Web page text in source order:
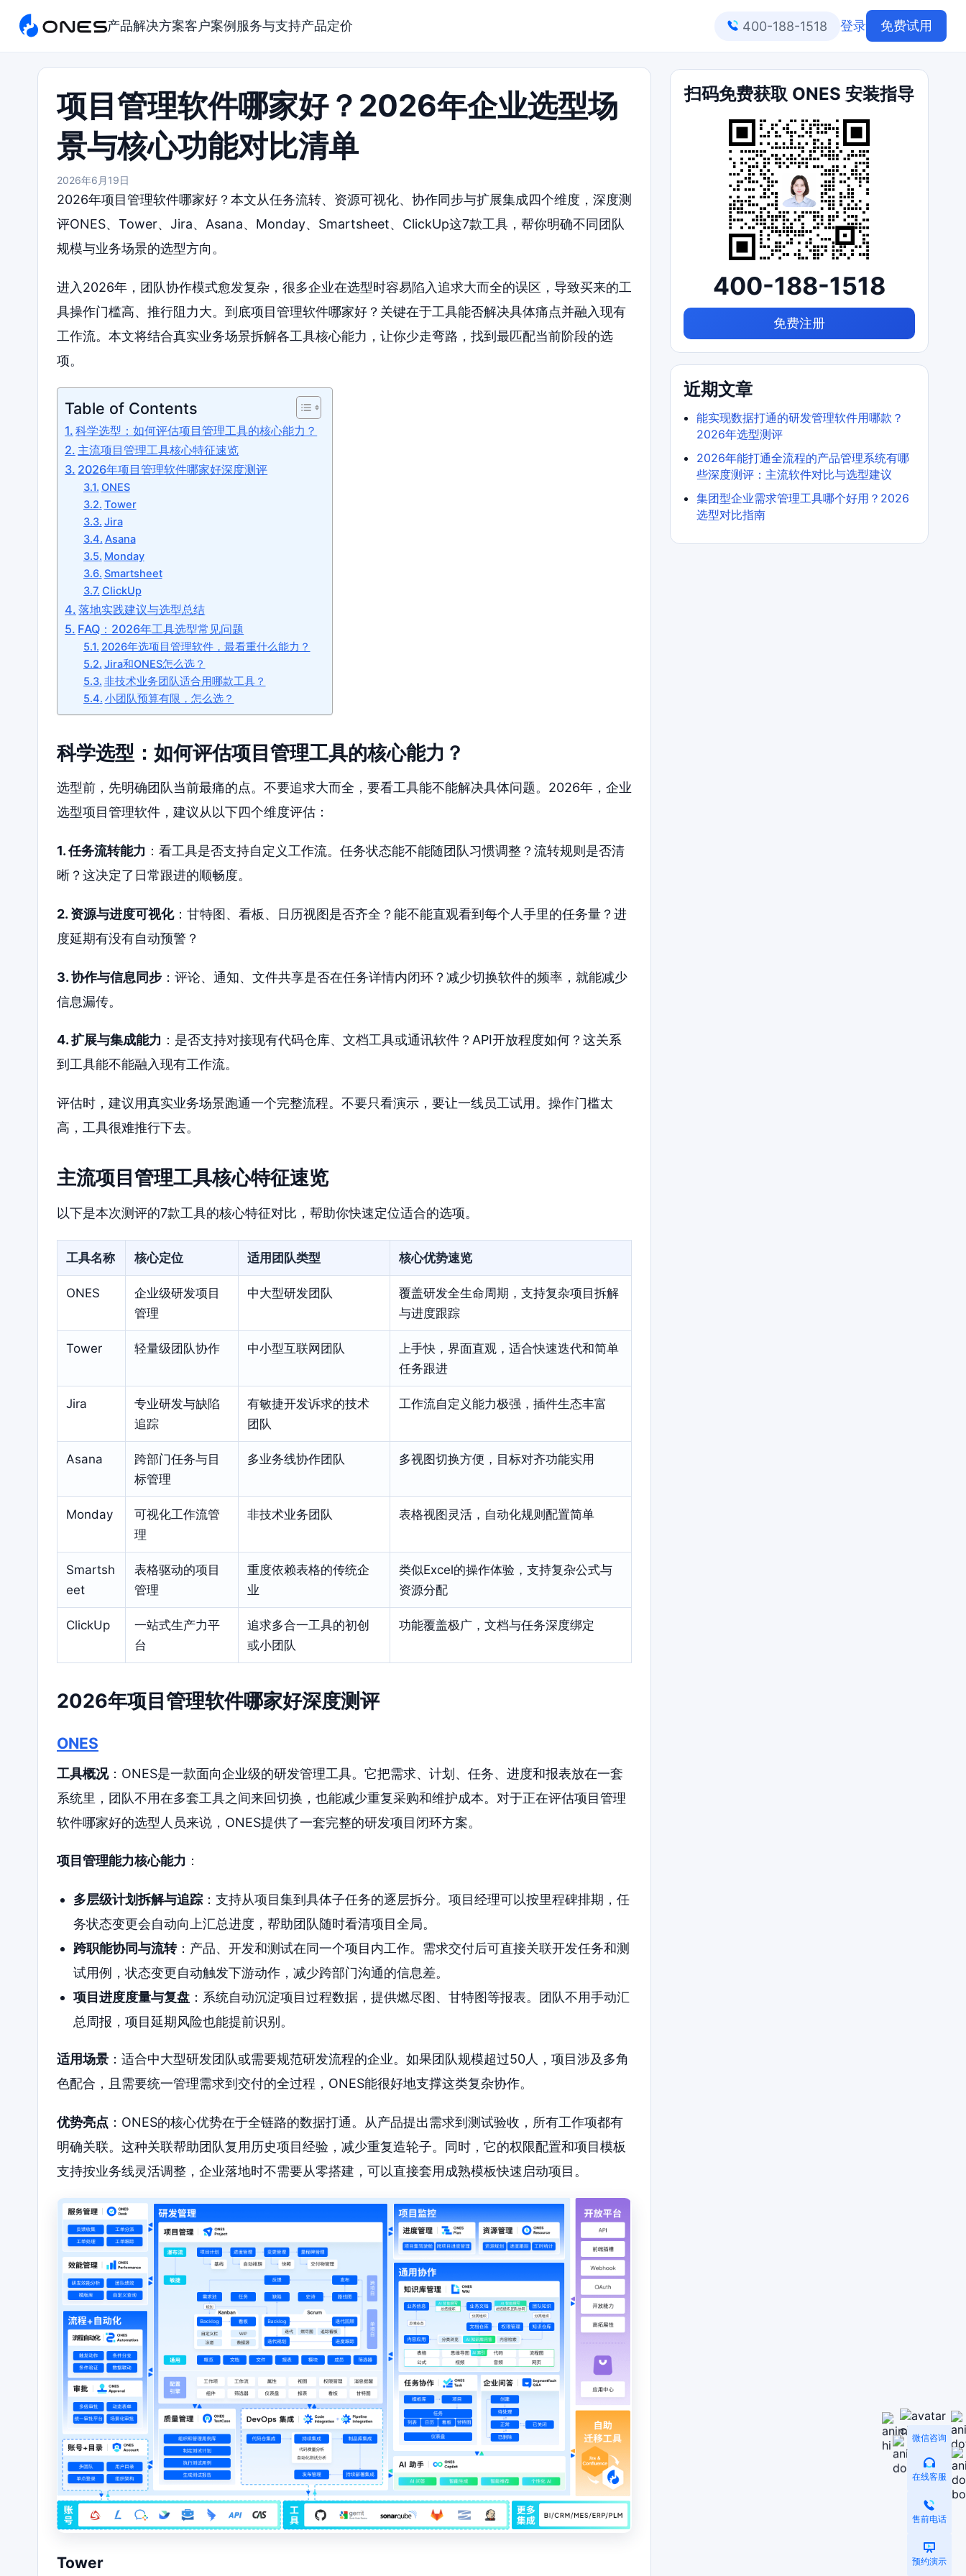
产品解决方案客户案例 服务与支持产品定价 400-188-1518 登录 免费试用
项目管理软件哪家好？2026年企业选型场
景与核心功能对比清单
2026年6月19日
2026年项目管理软件哪家好？本文从任务流转、资源可视化、协作同步与扩展集成四个维度，深度测
评ONES、Tower、Jira、Asana、Monday、Smartsheet、ClickUp这7款工具，帮你明确不同团队
规模与业务场景的选型方向。
进入2026年，团队协作模式愈发复杂，很多企业在选型时容易陷入追求大而全的误区，导致买来的工
具操作门槛高、推行阻力大。到底项目管理软件哪家好？关键在于工具能否解决具体痛点并融入现有
工作流。本文将结合真实业务场景拆解各工具核心能力，让你少走弯路，找到最匹配当前阶段的选
项。
Table of Contents
科学选型：如何评估项目管理工具的核心能力？
主流项目管理工具核心特征速览
2026年项目管理软件哪家好深度测评
ONES
Tower
Jira
Asana
Monday
Smartsheet
ClickUp
落地实践建议与选型总结
FAQ：2026年工具选型常见问题
2026年选项目管理软件，最看重什么能力？
Jira和ONES怎么选？
非技术业务团队适合用哪款工具？
小团队预算有限，怎么选？
科学选型：如何评估项目管理工具的核心能力？
选型前，先明确团队当前最痛的点。不要追求大而全，要看工具能不能解决具体问题。2026年，企业
选型项目管理软件，建议从以下四个维度评估：
1. 任务流转能力 ：看工具是否支持自定义工作流。任务状态能不能随团队习惯调整？流转规则是否清
晰？这决定了日常跟进的顺畅度。
2. 资源与进度可视化：甘特图、看板、日历视图是否齐全？能不能直观看到每个人手里的任务量？进
度延期有没有自动预警？
3. 协作与信息同步 ：评论、通知、文件共享是否在任务详情内闭环？减少切换软件的频率，就能减少
信息漏传。
4. 扩展与集成能力 ：是否支持对接现有代码仓库、文档工具或通讯软件？API开放程度如何？这关系
到工具能不能融入现有工作流。
评估时，建议用真实业务场景跑通一个完整流程。不要只看演示，要让一线员工试用。操作门槛太
高，工具很难推行下去。
主流项目管理工具核心特征速览
以下是本次测评的7款工具的核心特征对比，帮助你快速定位适合的选项。
工具名称 核心定位 适用团队类型 核心优势速览
ONES
企业级研发项目
管理
中大型研发团队
覆盖研发全生命周期，支持复杂项目拆解
与进度跟踪
Tower 轻量级团队协作 中小型互联网团队
上手快，界面直观，适合快速迭代和简单
任务跟进
Jira
专业研发与缺陷
追踪
有敏捷开发诉求的技术
团队
工作流自定义能力极强，插件生态丰富
Asana
跨部门任务与目
标管理
多业务线协作团队 多视图切换方便，目标对齐功能实用
Monday
可视化工作流管
理
非技术业务团队 表格视图灵活，自动化规则配置简单
Smartsh
eet
表格驱动的项目
管理
重度依赖表格的传统企
业
类似Excel的操作体验，支持复杂公式与
资源分配
ClickUp
一站式生产力平
台
追求多合一工具的初创
或小团队
功能覆盖极广，文档与任务深度绑定
2026年项目管理软件哪家好深度测评
ONES
工具概况：ONES是一款面向企业级的研发管理工具。它把需求、计划、任务、进度和报表放在一套
系统里，团队不用在多套工具之间来回切换，也能减少重复采购和维护成本。对于正在评估项目管理
软件哪家好的选型人员来说，ONES提供了一套完整的研发项目闭环方案。
项目管理能力核心能力 ：
多层级计划拆解与追踪：支持从项目集到具体子任务的逐层拆分。项目经理可以按里程碑排期，任
务状态变更会自动向上汇总进度，帮助团队随时看清项目全局。
跨职能协同与流转：产品、开发和测试在同一个项目内工作。需求交付后可直接关联开发任务和测
试用例，状态变更自动触发下游动作，减少跨部门沟通的信息差。
项目进度度量与复盘：系统自动沉淀项目过程数据，提供燃尽图、甘特图等报表。团队不用手动汇
总周报，项目延期风险也能提前识别。
适用场景 ：适合中大型研发团队或需要规范研发流程的企业。如果团队规模超过50人，项目涉及多角
色配合，且需要统一管理需求到交付的全过程，ONES能很好地支撑这类复杂协作。
优势亮点 ：ONES的核心优势在于全链路的数据打通。从产品提出需求到测试验收，所有工作项都有
明确关联。这种关联帮助团队复用历史项目经验，减少重复造轮子。同时，它的权限配置和项目模板
支持按业务线灵活调整，企业落地时不需要从零搭建，可以直接套用成熟模板快速启动项目。
Tower
扫码免费获取 ONES 安装指导
400-188-1518
免费注册
近期文章
能实现数据打通的研发管理软件用哪款？
2026年选型测评
2026年能打通全流程的产品管理系统有哪
些深度测评：主流软件对比与选型建议
集团型企业需求管理工具哪个好用？2026
选型对比指南
微信咨询
在线客服
售前电话
预约演示